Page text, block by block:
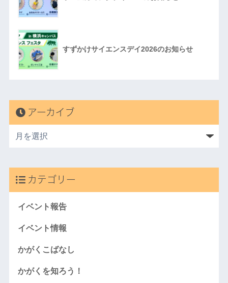
すずかけサイエンスデイ2026のお知らせ
アーカイブ
カテゴリー
イベント報告
イベント情報
かがくこばなし
かがくを知ろう！